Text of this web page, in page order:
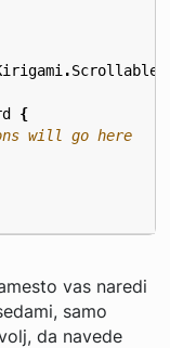
.
{
// Our buttons will go here
vas naredi
samo
da navede